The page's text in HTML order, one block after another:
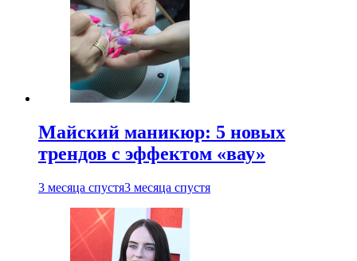
Майский маникюр: 5 новых
трендов с эффектом «вау»
3 месяца спустя3 месяца спустя